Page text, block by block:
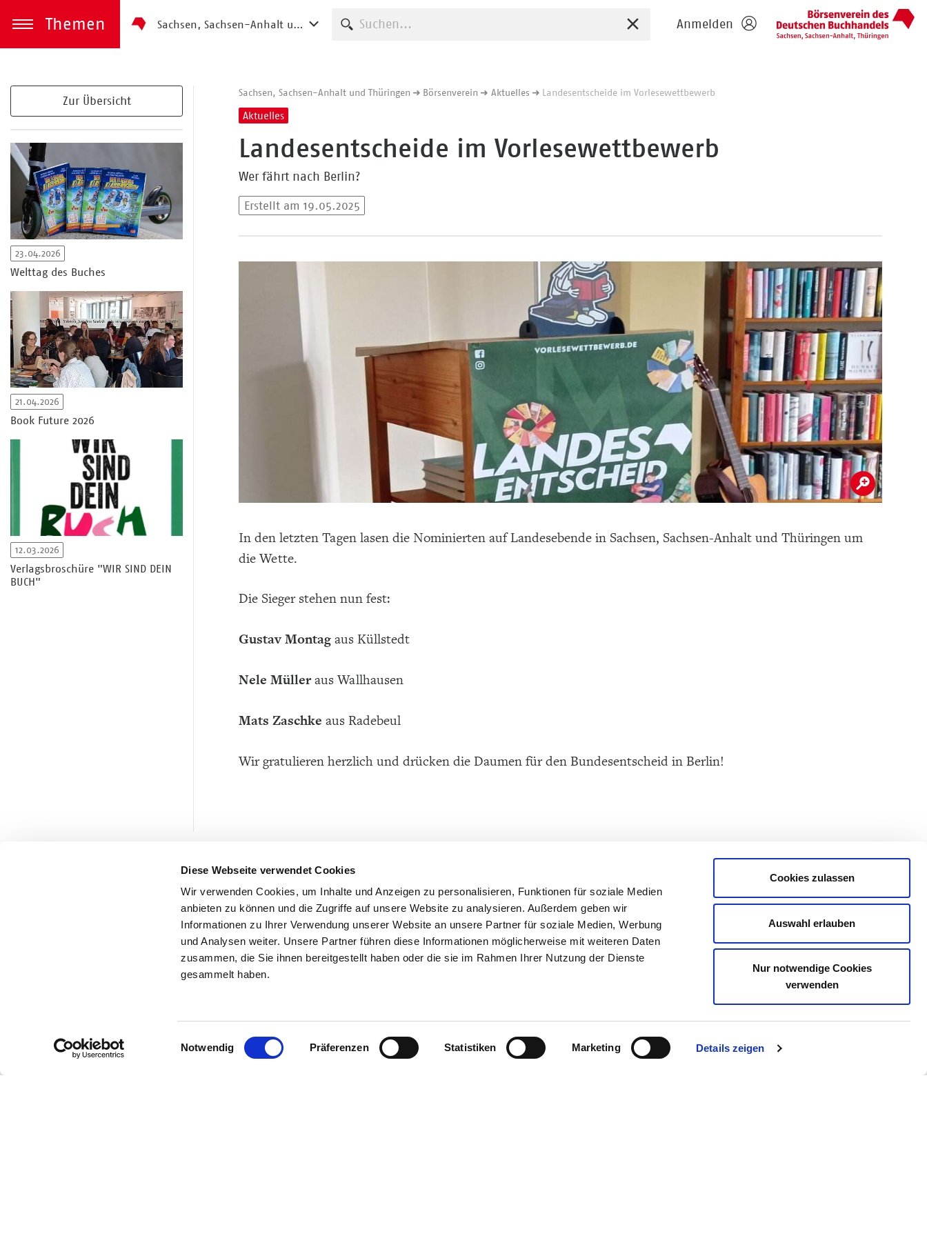
Diese Webseite verwendet Cookies
Wir verwenden Cookies, um Inhalte und Anzeigen zu personalisieren, Funktionen für soziale Medien
anbieten zu können und die Zugriffe auf unsere Website zu analysieren. Außerdem geben wir
Informationen zu Ihrer Verwendung unserer Website an unsere Partner für soziale Medien, Werbung
und Analysen weiter. Unsere Partner führen diese Informationen möglicherweise mit weiteren Daten
zusammen, die Sie ihnen bereitgestellt haben oder die sie im Rahmen Ihrer Nutzung der Dienste
gesammelt haben.
Einwilligungsauswahl
Notwendig Präferenzen Statistiken Marketing Details zeigen
Cookies zulassen
Auswahl erlauben
Nur notwendige Cookies
verwenden
zum Inhalt springen
Themen
Menü öffnen
Sachsen, Sachsen-Anhalt und Thüringen Suche starten Sucheingabe zurücksetzen
Anmelden
Sachsen, Sachsen-Anhalt und Thüringen Börsenverein Aktuelles Landesentscheide im Vorlesewettbewerb
Aktuelles
Landesentscheide im Vorlesewettbewerb
Wer fährt nach Berlin?
Erstellt am 19.05.2025
In den letzten Tagen lasen die Nominierten auf Landesebende in Sachsen, Sachsen-Anhalt und Thüringen um
die Wette.
Die Sieger stehen nun fest:
Gustav Montagaus Küllstedt
Nele Mülleraus Wallhausen
Mats Zaschke aus Radebeul
Wir gratulieren herzlich und drücken die Daumen für den Bundesentscheid in Berlin!
Zur Übersicht
23.04.2026
Welttag des Buches
21.04.2026
Book Future 2026
12.03.2026
Verlagsbroschüre "WIR SIND DEIN
BUCH"